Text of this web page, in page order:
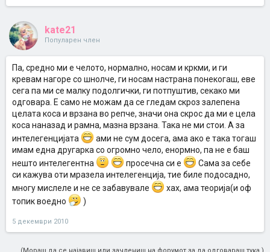
kate21
Популарен член
Па, средно ми е челото, нормално, носам и кркми, и ги
кревам нагоре со шнолче, ги носам настрана понекогаш, еве
сега па ми се малку подолгички, ги потпуштив, секако ми
одговара. Е само не можам да се гледам скроз залепена
целата коса и врзана во репче, значи она скрос да ми е цела
коса наназад и рамна, мазна врзана. Така не ми стои. А за
интелегенцијата
ами не сум досега, ама ако е така тогаш
имам една другарка со огромно чело, енормно, па не е баш
нешто интелегентна
просечна си е
Сама за себе
си кажува оти мразела интелегенција, тие биле подосадно,
многу мислеле и не се забавувале
хах, ама теорија(и оф
топик воедно
)
5 декември 2010